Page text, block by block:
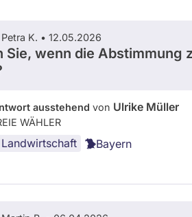
K. • 12.05.2026
Sie, wenn die
ausstehend von Ulrike Müller
WÄHLER
Landwirtschaft Bayern